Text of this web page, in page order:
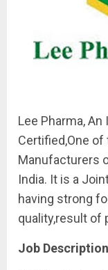
Lee Pharma, An
Certified,One
Manufacturers
India. It is a
having strong
quality,result
Job Description